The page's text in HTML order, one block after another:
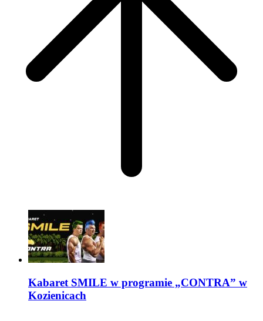
Kabaret SMILE w programie „CONTRA” w
Kozienicach